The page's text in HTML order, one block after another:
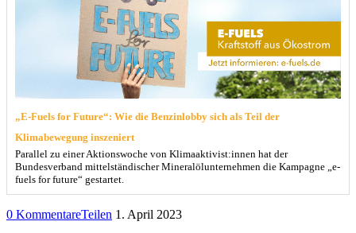
„E-Fuels for Future“: Wie die Benzinlobby sich als Teil der
Klimabewegung inszeniert
Parallel zu einer Aktionswoche von Klimaaktivist:innen hat der
Bundesverband mittelständischer Mineralölunternehmen die Kampagne „e-
fuels for future“ gestartet.
0 KommentareTeilen 1. April 2023